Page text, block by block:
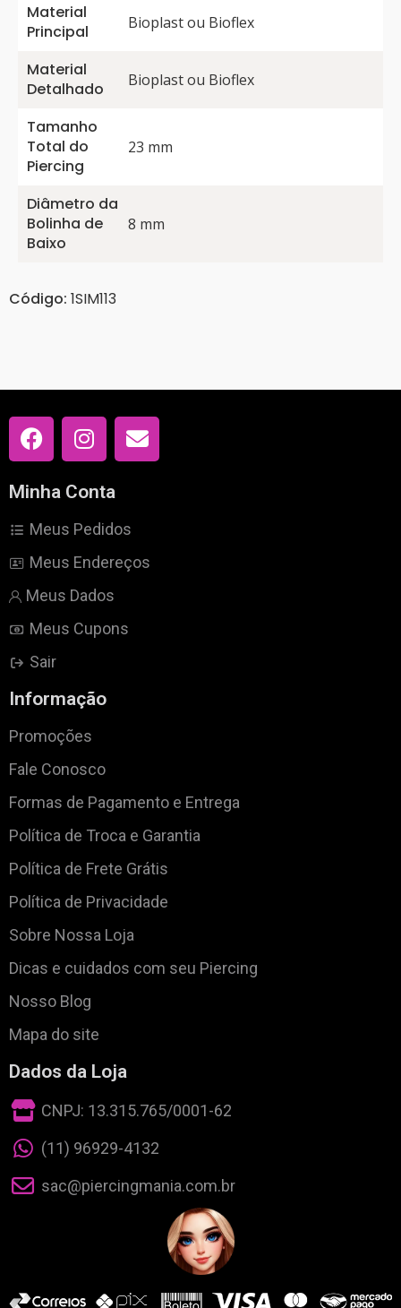
Material
Principal
Bioplast ou Bioflex
Material
Detalhado
Bioplast ou Bioflex
Tamanho
Total do
Piercing
23 mm
Diâmetro da
Bolinha de
Baixo
8 mm
Código: 1SIM113
Minha Conta
Meus Pedidos
Meus Endereços
Meus Dados
Meus Cupons
Sair
Informação
Promoções
Fale Conosco
Formas de Pagamento e Entrega
Política de Troca e Garantia
Política de Frete Grátis
Política de Privacidade
Sobre Nossa Loja
Dicas e cuidados com seu Piercing
Nosso Blog
Mapa do site
Dados da Loja
CNPJ: 13.315.765/0001-62
(11) 96929-4132
sac@piercingmania.com.br